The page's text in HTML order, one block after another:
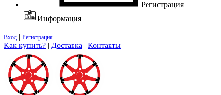
Регистрация
Информация
Вход | Регистрация
Как купить? | Доставка | Контакты